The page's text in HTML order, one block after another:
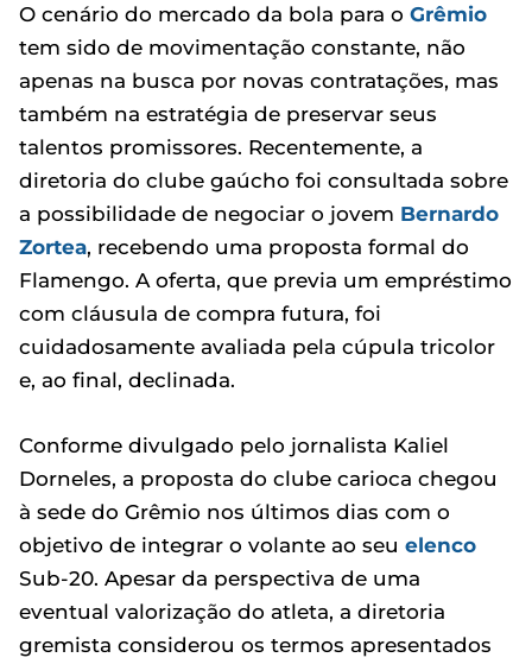
O cenário do mercado da bola para o Grêmio
tem sido de movimentação constante, não
apenas na busca por novas contratações, mas
também na estratégia de preservar seus
talentos promissores. Recentemente, a
diretoria do clube gaúcho foi consultada sobre
a possibilidade de negociar o jovem Bernardo
Zortea, recebendo uma proposta formal do
Flamengo. A oferta, que previa um empréstimo
com cláusula de compra futura, foi
cuidadosamente avaliada pela cúpula tricolor
e, ao final, declinada.
Conforme divulgado pelo jornalista Kaliel
Dorneles, a proposta do clube carioca chegou
à sede do Grêmio nos últimos dias com o
objetivo de integrar o volante ao seu elenco
Sub-20. Apesar da perspectiva de uma
eventual valorização do atleta, a diretoria
gremista considerou os termos apresentados